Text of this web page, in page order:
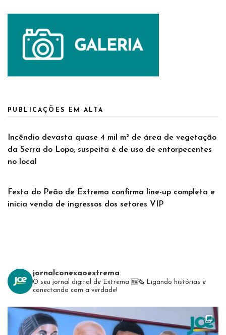
PUBLICAÇÕES EM ALTA
Incêndio devasta quase 4 mil m² de área de vegetação
da Serra do Lopo; suspeita é de uso de entorpecentes
no local
Festa do Peão de Extrema confirma line-up completa e
inicia venda de ingressos dos setores VIP
jornalconexaoextrema
O seu jornal digital de Extrema 🆕️🗞 Ligando histórias e
conectando com a verdade!